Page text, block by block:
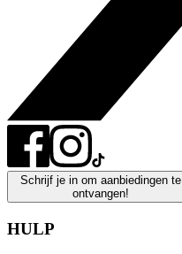
Schrijf je in om aanbiedingen te
ontvangen!
HULP